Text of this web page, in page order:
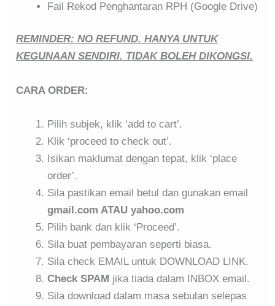
Fail Rekod Penghantaran RPH (Google Drive)
REMINDER: NO REFUND. HANYA UNTUK
KEGUNAAN SENDIRI. TIDAK BOLEH DIKONGSI.
CARA ORDER:
Pilih subjek, klik ‘add to cart’.
Klik ‘proceed to check out’.
Isikan maklumat dengan tepat, klik ‘place
order’.
Sila pastikan email betul dan gunakan email
gmail.com ATAU yahoo.com
Pilih bank dan klik ‘Proceed’.
Sila buat pembayaran seperti biasa.
Sila check EMAIL untuk DOWNLOAD LINK.
Check SPAM jika tiada dalam INBOX email.
Sila download dalam masa sebulan selepas